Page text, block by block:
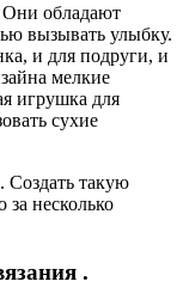
обладают
вызывать улыбку.
и для подруги, и
мелкие
игрушка для
сухие
Создать такую
несколько
.